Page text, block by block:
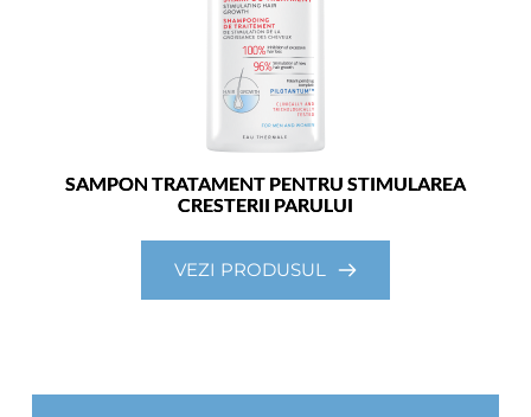
SAMPON TRATAMENT PENTRU STIMULAREA
CRESTERII PARULUI
VEZI PRODUSUL